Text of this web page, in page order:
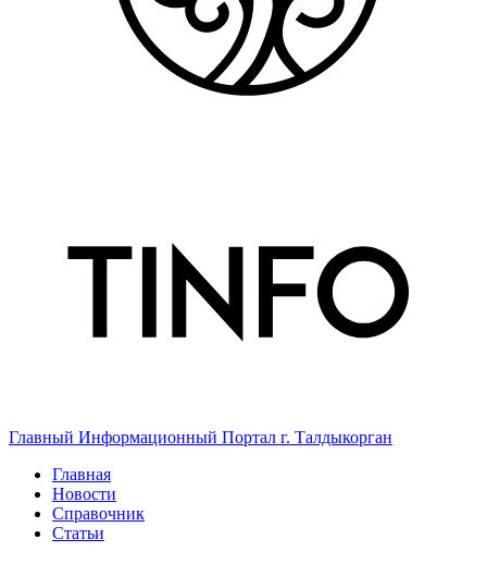
Главный Информационный Портал г. Талдыкорган
Главная
Новости
Справочник
Статьи